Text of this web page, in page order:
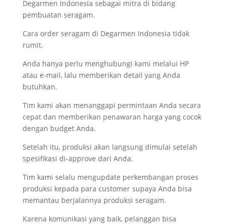
Degarmen Indonesia sebagai mitra di bidang
pembuatan seragam.
Cara order seragam di Degarmen Indonesia tidak
rumit.
Anda hanya perlu menghubungi kami melalui HP
atau e-mail, lalu memberikan detail yang Anda
butuhkan.
Tim kami akan menanggapi permintaan Anda secara
cepat dan memberikan penawaran harga yang cocok
dengan budget Anda.
Setelah itu, produksi akan langsung dimulai setelah
spesifikasi di-approve dari Anda.
Tim kami selalu mengupdate perkembangan proses
produksi kepada para customer supaya Anda bisa
memantau berjalannya produksi seragam.
Karena komunikasi yang baik, pelanggan bisa